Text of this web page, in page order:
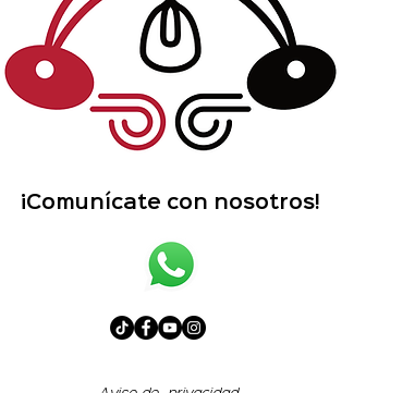
¡Comunícate con nosotros!